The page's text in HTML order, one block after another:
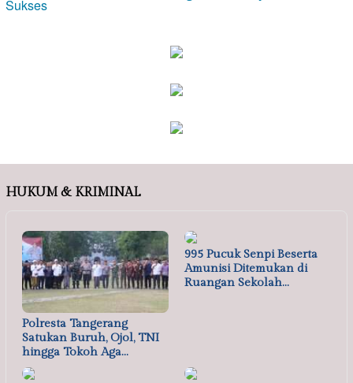
HUKUM & KRIMINAL
Polresta Tangerang
Satukan Buruh, Ojol, TNI
hingga Tokoh Aga…
995 Pucuk Senpi Beserta
Amunisi Ditemukan di
Ruangan Sekolah…